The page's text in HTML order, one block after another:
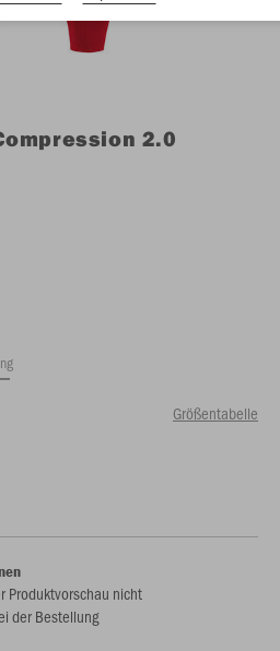
2.0
Größentabelle
Produktvorschau nicht
der Bestellung